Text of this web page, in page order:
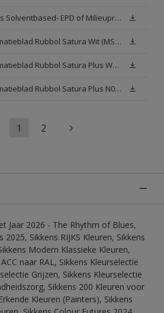
Sikkens Lacquers Solventbased- EPD of Milieuproductverklaring
Veiligheidsinformatieblad Rubbol Satura Wit (MSDS)
Veiligheidsinformatieblad Rubbol Satura Plus W05 (MSDS)
Veiligheidsinformatieblad Rubbol Satura Plus N00 (MSDS)
1 2
Jaar 2026 - The Rhythm of Blues,
2025, Sikkens RIJKS Kleuren, Sikkens
Modern Klassieke Kleuren,
naar RAL, Sikkens Kleurselectie
Grijzen, Sikkens Kleurselectie
Sikkens 200 Kleuren voor
Kleuren (Painters), Sikkens